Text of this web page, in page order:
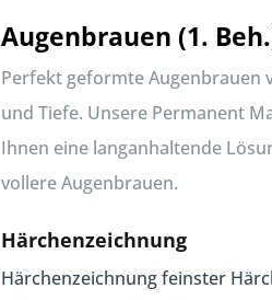
Augenbrauen (1.
Perfekt geformte Augenbrauen
und Tiefe. Unsere Permanent
Ihnen eine langanhaltende
vollere Augenbrauen.
Härchenzeichnung
Härchenzeichnung feinster